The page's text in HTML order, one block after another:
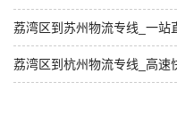
荔湾区到苏州物流专线_一站
荔湾区到杭州物流专线_高速